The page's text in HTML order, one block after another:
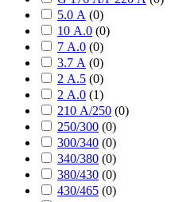
5.0 А (0)
10 А.0 (0)
7 А.0 (0)
3.7 А (0)
2 А.5 (0)
2 А.0 (1)
210 А/250 (0)
250/300 (0)
300/340 (0)
340/380 (0)
380/430 (0)
430/465 (0)